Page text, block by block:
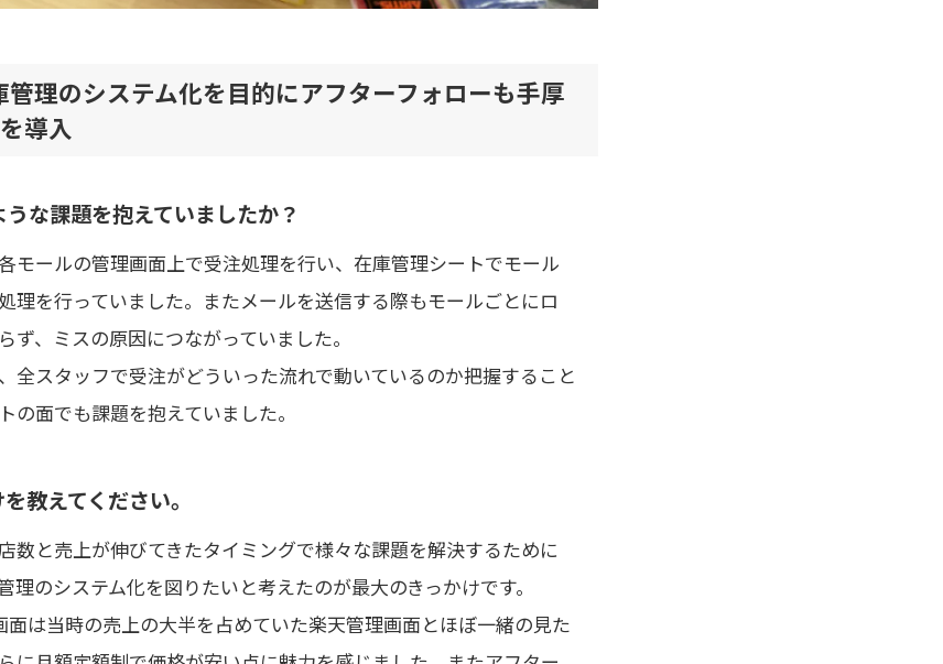
管理のシステム化を目的にアフターフォローも手厚
導入
な課題を抱えていましたか？
モールの管理画面上で受注処理を行い、在庫管理シートでモール
理を行っていました。またメールを送信する際もモールごとにロ
ず、ミスの原因につながっていました。
全スタッフで受注がどういった流れで動いているのか把握すること
の面でも課題を抱えていました。
教えてください。
数と売上が伸びてきたタイミングで様々な課題を解決するために
理のシステム化を図りたいと考えたのが最大のきっかけです。
は当時の売上の大半を占めていた楽天管理画面とほぼ一緒の見た